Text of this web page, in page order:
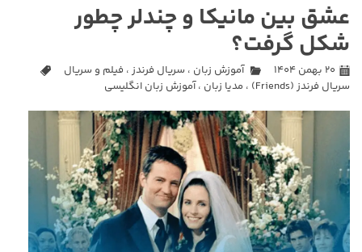
خروج از حساب کاربری
عشق بین مانیکا و چندلر چطور
شکل گرفت؟
۲۰ بهمن ۱۴۰۴ آموزش زبان ، سریال فرندز ، فیلم و سریال
سریال فرندز (Friends)
، مدیا زبان ،آموزش زبان انگلیسی